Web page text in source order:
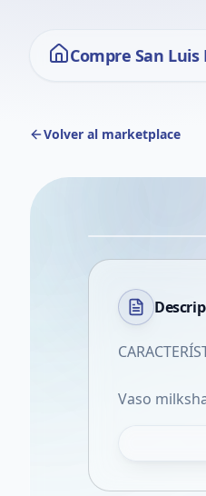
Compre San
Volver al marketplace
Vaso